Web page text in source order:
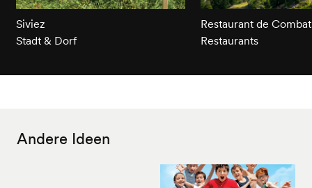
Siviez
Stadt & Dorf
Restaurant de
Restaurants
Andere Ideen